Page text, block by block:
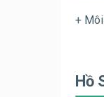
+
Hồ